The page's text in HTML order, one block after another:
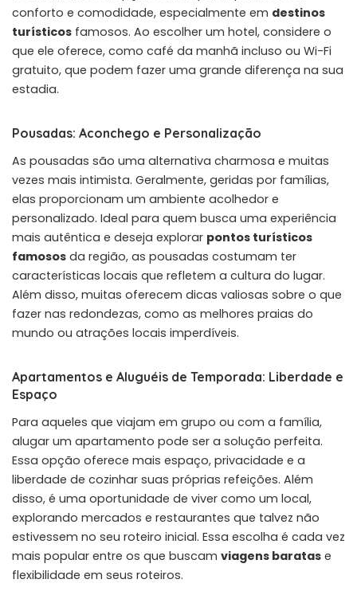
conforto e comodidade, especialmente em destinos
turísticos famosos. Ao escolher um hotel, considere o
que ele oferece, como café da manhã incluso ou Wi-Fi
gratuito, que podem fazer uma grande diferença na sua
estadia.
Pousadas: Aconchego e Personalização
As pousadas são uma alternativa charmosa e muitas
vezes mais intimista. Geralmente, geridas por famílias,
elas proporcionam um ambiente acolhedor e
personalizado. Ideal para quem busca uma experiência
mais autêntica e deseja explorar pontos turísticos
famosos da região, as pousadas costumam ter
características locais que refletem a cultura do lugar.
Além disso, muitas oferecem dicas valiosas sobre o que
fazer nas redondezas, como as melhores praias do
mundo ou atrações locais imperdíveis.
Apartamentos e Aluguéis de Temporada: Liberdade e
Espaço
Para aqueles que viajam em grupo ou com a família,
alugar um apartamento pode ser a solução perfeita.
Essa opção oferece mais espaço, privacidade e a
liberdade de cozinhar suas próprias refeições. Além
disso, é uma oportunidade de viver como um local,
explorando mercados e restaurantes que talvez não
estivessem no seu roteiro inicial. Essa escolha é cada vez
mais popular entre os que buscam viagens baratas e
flexibilidade em seus roteiros.